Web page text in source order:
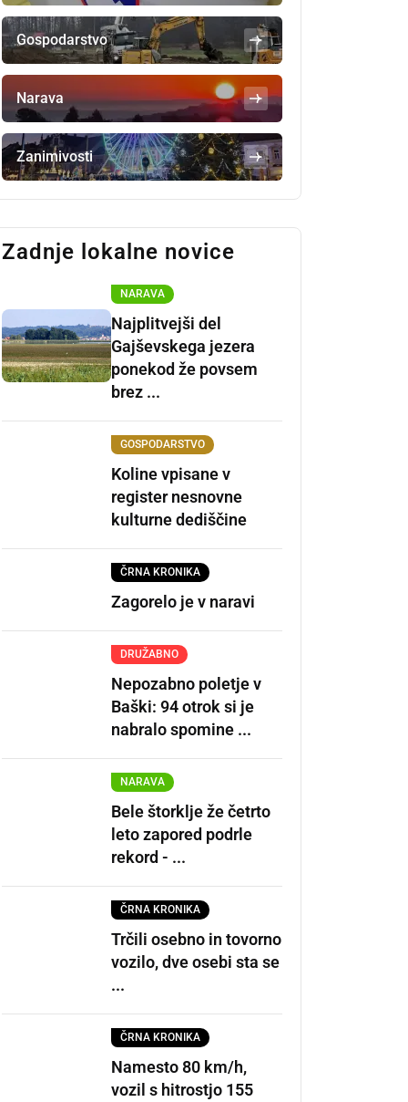
Gospodarstvo
Narava
Zanimivosti
Zadnje lokalne novice
NARAVA
Najplitvejši del
Gajševskega jezera
ponekod že povsem
brez ...
GOSPODARSTVO
Koline vpisane v
register nesnovne
kulturne dediščine
ČRNA KRONIKA
Zagorelo je v naravi
DRUŽABNO
Nepozabno poletje v
Baški: 94 otrok si je
nabralo spomine ...
NARAVA
Bele štorklje že četrto
leto zapored podrle
rekord - ...
ČRNA KRONIKA
Trčili osebno in tovorno
vozilo, dve osebi sta se
...
ČRNA KRONIKA
Namesto 80 km/h,
vozil s hitrostjo 155